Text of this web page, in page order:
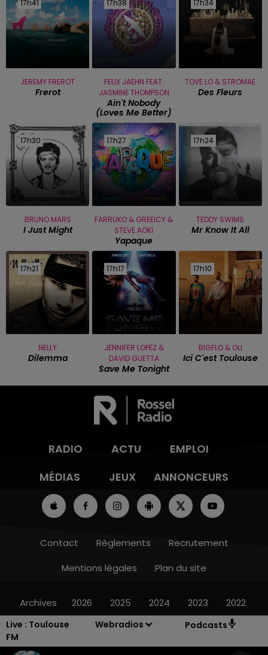
Live : Toulouse
FM
Webradios Podcasts
17h41
17h41
JEREMY FREROT
Frerot
17h38
17h38
FELIX JAEHN FEAT.
JASMINE THOMPSON
Ain't Nobody
(loves Me Better)
17h34
17h34
TOVE LO & STROMAE
Des Fleurs
17h30
17h30
BRUNO MARS
I Just Might
17h27
17h27
FARRUKO & GREEICY &
STEVE AOKI
Yapaque
17h24
17h24
TEDDY SWIMS
Mr Know It All
17h21
17h21
NELLY
Dilemma
17h17
17h17
JENNIFER LOPEZ &
DAVID GUETTA
Save Me Tonight
17h10
17h10
BIGFLO & OLI
Ici C'est Toulouse
RADIO ACTU
EMPLOI
MÉDIAS
JEUX ANNONCEURS
Contact Règlements
Recrutement
Mentions légales
Plan du site
Archives 2026 2025 2024 2023 2022